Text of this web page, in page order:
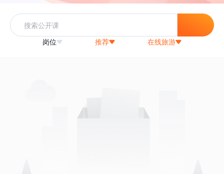
岗位 推荐 在线旅游